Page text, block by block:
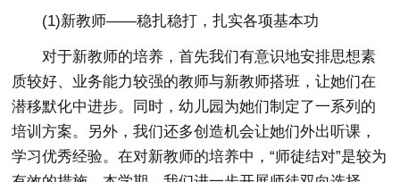
(1)新教师——稳扎稳打，扎实各项基本功
对于新教师的培养，首先我们有意识地安排思想素
质较好、业务能力较强的教师与新教师搭班，让她们在
潜移默化中进步。同时，幼儿园为她们制定了一系列的
培训方案。另外，我们还多创造机会让她们外出听课，
学习优秀经验。在对新教师的培养中，“师徒结对”是较为